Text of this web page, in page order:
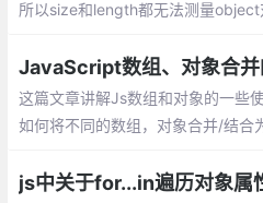
所以size和length都无法测量object
象属性的个数呢？
这篇文章讲解Js数组和对象的一些
如何将不同的数组，对象合并/结合
js中关于for...in遍历对象属